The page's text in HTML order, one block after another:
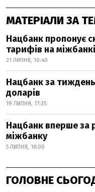
МАТЕРІАЛИ ЗА
Нацбанк пропонує
тарифів на
21 ЛИПНЯ, 10:40
Нацбанк за
доларів
19 ЛИПНЯ, 17:35
Нацбанк вперше за
міжбанку
5 ЛИПНЯ, 18:00
ГОЛОВНЕ